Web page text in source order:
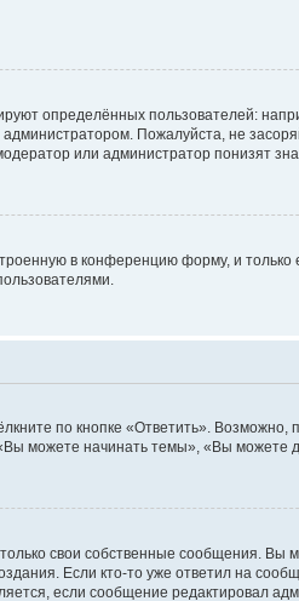
определённых пользователей:
Пожалуйста, не
или администратор понизят
в конференцию форму, и
по кнопке «Ответить». Возможно,
можете начинать темы», «Вы можете
свои собственные сообщения. Вы
Если кто-то уже ответил на
если сообщение редактировал